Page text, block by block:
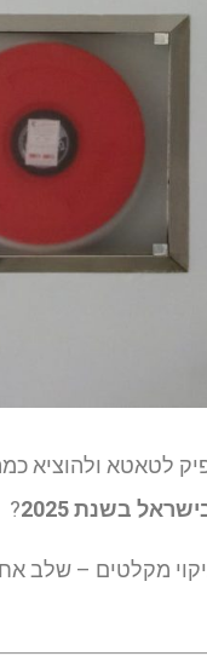
ולהוציא כמה
בשנת 2025 ?
מקלטים – שלב